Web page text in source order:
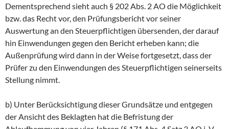
Dementsprechend sieht auch § 202 Abs. 2 AO die Möglichkeit
bzw. das Recht vor, den Prüfungsbericht vor seiner
Auswertung an den Steuerpflichtigen übersenden, der darauf
hin Einwendungen gegen den Bericht erheben kann; die
Außenprüfung wird dann in der Weise fortgesetzt, dass der
Prüfer zu den Einwendungen des Steuerpflichtigen seinerseits
Stellung nimmt.
b) Unter Berücksichtigung dieser Grundsätze und entgegen
der Ansicht des Beklagten hat die Befristung der